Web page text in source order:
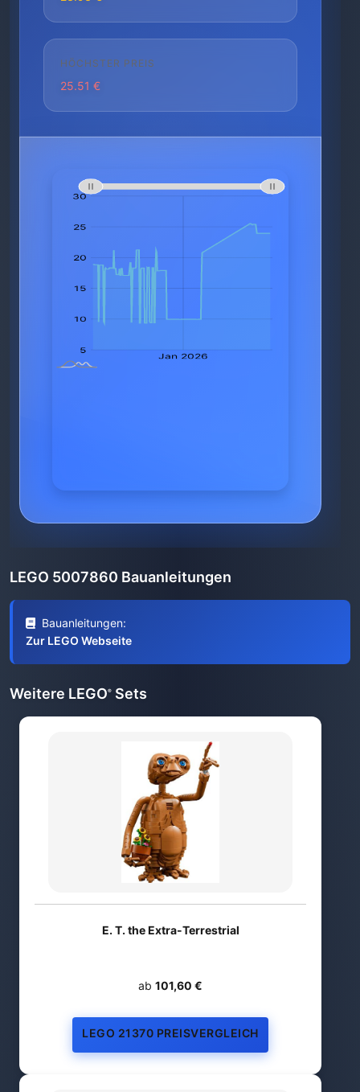
HÖCHSTER PREIS
25.51 €
LEGO 5007860 Bauanleitungen
Bauanleitungen:
Zur LEGO Webseite
Weitere LEGO® Sets
E. T. the Extra-Terrestrial
ab 101,60 €
LEGO 21370 PREISVERGLEICH